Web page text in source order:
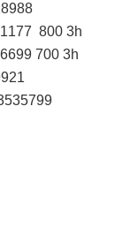
800 3h
700 3h